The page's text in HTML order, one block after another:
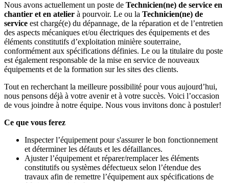
Nous avons actuellement un poste de Technicien(ne) de service en
chantier et en atelier à pourvoir. Le ou la Technicien(ne) de
service est chargé(e) du dépannage, de la réparation et de l’entretien
des aspects mécaniques et/ou électriques des équipements et des
éléments constitutifs d’exploitation minière souterraine,
conformément aux spécifications définies. Le ou la titulaire du poste
est également responsable de la mise en service de nouveaux
équipements et de la formation sur les sites des clients.
Tout en recherchant la meilleure possibilité pour vous aujourd’hui,
nous pensons déjà à votre avenir et à votre succès. Voici l’occasion
de vous joindre à notre équipe. Nous vous invitons donc à postuler!
Ce que vous ferez
Inspecter l’équipement pour s'assurer le bon fonctionnement
et déterminer les défauts et les défaillances.
Ajuster l’équipement et réparer/remplacer les éléments
constitutifs ou systèmes défectueux selon l’étendue des
travaux afin de remettre l’équipement aux spécifications de